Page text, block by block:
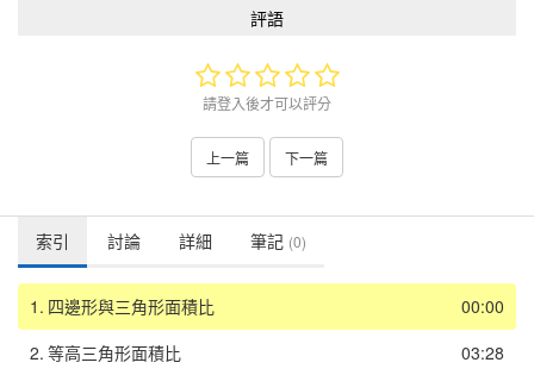
評語
請登入後才可以評分
上一篇 下一篇
索引 討論 詳細 筆記 (0)
00:00
1. 四邊形與三角形面積比
03:28
2. 等高三角形面積比